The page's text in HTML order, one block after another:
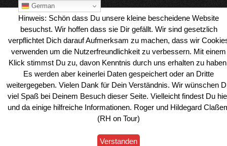
content
Hinweis: Schön dass Du unsere kleine bescheidene Website
besuchst. Wir hoffen dass sie Dir gefällt. Wir sind gesetzlich
verpflichtet Dich darauf Aufmerksam zu machen, dass wir
verwenden um die Nutzerfreundlichkeit zu verbessern. Mit einem
Klick stimmst Du zu, davon Kenntnis durch uns erhalten zu
Es werden aber keinerlei Daten gespeichert oder an Dritte
weitergegeben. Vielen Dank für Dein Verständnis. Wir wünschen
viel Spaß bei Deinem Besuch dieser Seite. Vielleicht findest Du
und da einige hilfreiche Informationen. Roger und Hildegard
(RH on Tour)
Verstanden
German